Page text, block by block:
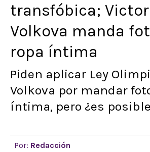
transfóbica;
Volkova manda
ropa íntima
Piden aplicar Ley
Volkova por mandar
íntima, pero ¿es
Por: Redacción